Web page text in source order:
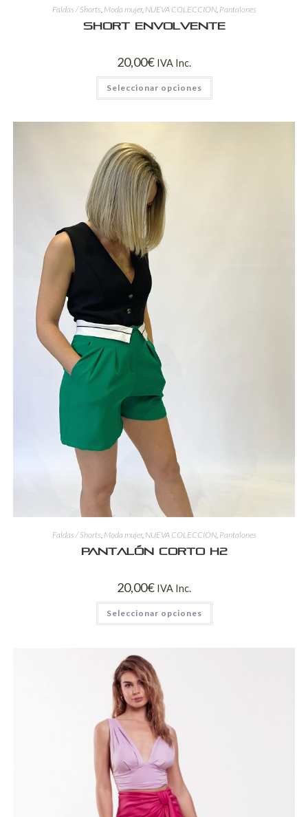
Faldas / Shorts Moda mujer, NUEVA COLECCIÓN, Pantalones
Short Envolvente
20,00€ IVA Inc.
Seleccionar opciones
Faldas / Shorts, Moda mujer, NUEVA COLECCIÓN, Pantalones
Pantalón Corto H2
20,00€ IVA Inc.
Seleccionar opciones